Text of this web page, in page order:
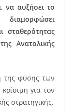
να αυξήσει το
σταθερότητας
Ανατολικής
της φύσης των
για τον
στρατηγικής.